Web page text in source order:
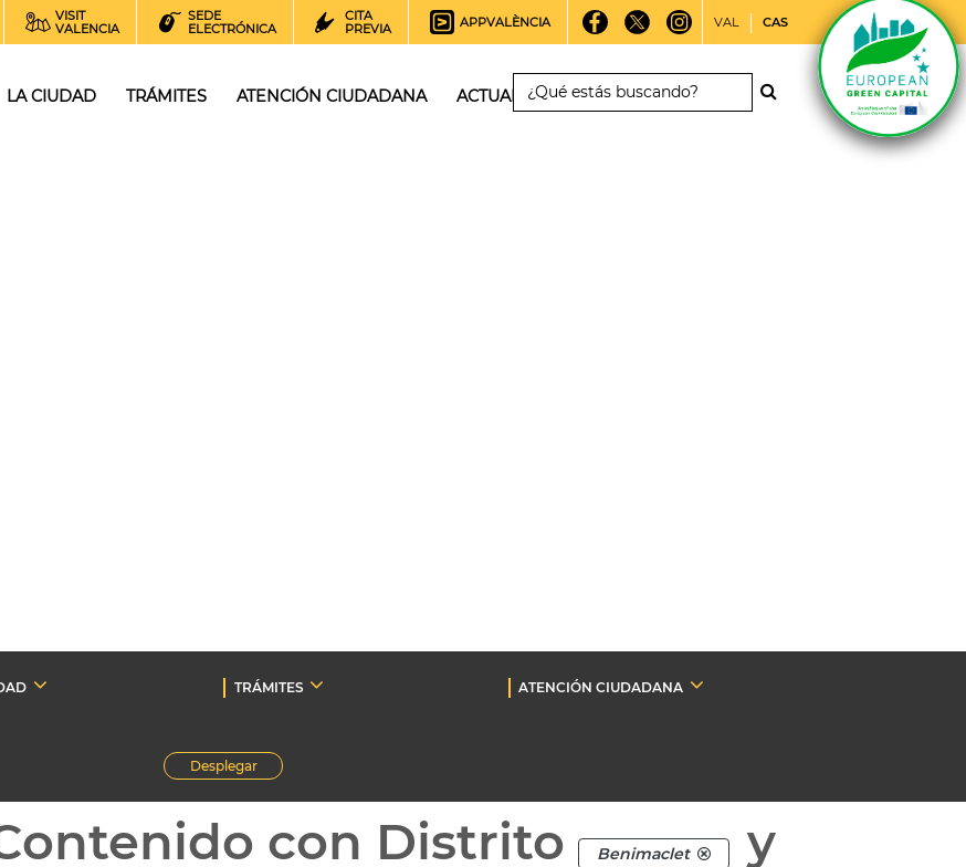
VISIT
VALENCIA
SEDE
ELECTRÓNICA
CITA
PREVIA
APPVALÈNCIA VAL CAS
LA CIUDAD TRÁMITES ATENCIÓN CIUDADANA ACTUALIDAD
TRÁMITES
ATENCIÓN CIUDADANA
Desplegar
con Distrito Benimaclet
y